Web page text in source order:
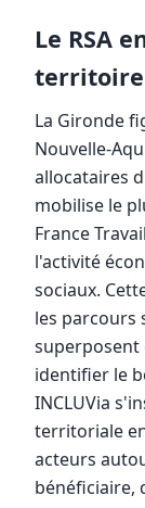
Le RSA
territoire
La Gironde
Nouvelle-
allocataires
mobilise le
France
l'activité
sociaux.
les parcours
superposent
identifier le
INCLUVia
territoriale
acteurs
bénéficiaire,